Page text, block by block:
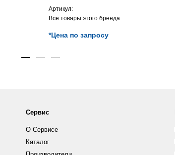
Артикул:
Все товары этого бренда
*Цена по запросу
Сервис
О Сервисе
Каталог